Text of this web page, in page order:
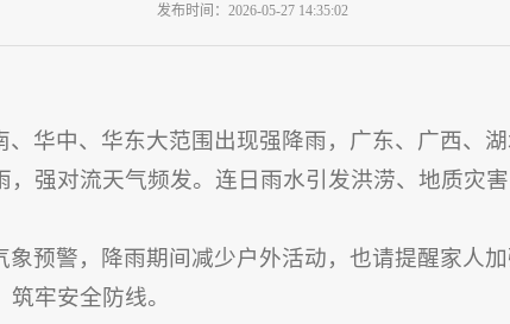
发布时间：2026-05-27 14:35:02
、华中、华东大范围出现强降雨，广东、广西、
，强对流天气频发。连日雨水引发洪涝、地质灾
预警，降雨期间减少户外活动，也请提醒家人加
牢安全防线。